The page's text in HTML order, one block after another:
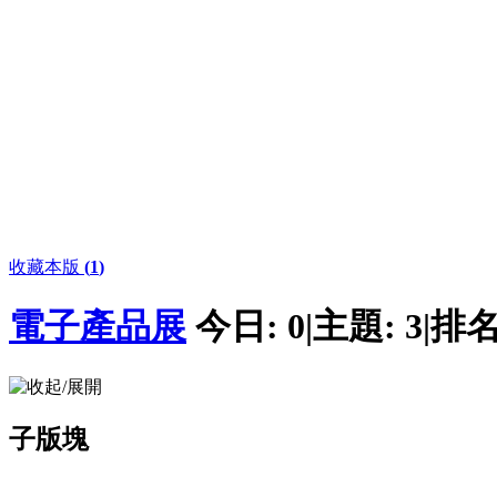
收藏本版 (1)
電子產品展 今日: 0|主題: 3|排
子版塊